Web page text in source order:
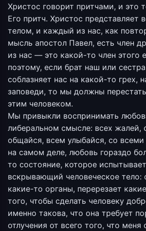
Христос говорит притчами, и это
Его притч. Христос представляет
телом, и каждый из нас, как
мысль апостол Павел, есть член
из нас — это какой-то член этого
поэтому, если брат наш или
соблазняет нас на какой-то грех,
заповеди, то мы должны
этим человеком.
Мы привыкли воспринимать
либеральном смысле: всех жалей,
общайся, всем улыбайся, со
на самом деле, любовь гораздо
то состояние, которое
вскрывающий человеческое тело:
какие-то органы, перерезает
того, чтобы сделать человеку
именно такова, что она требует
отлучения от всего того, что меня